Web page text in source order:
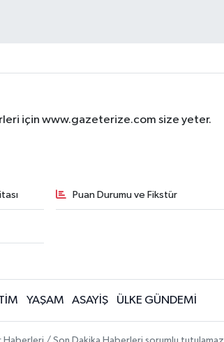
için www.gazeterize.com size yeter.
Puan Durumu ve Fikstür
YAŞAM ASAYİŞ ÜLKE GÜNDEMİ